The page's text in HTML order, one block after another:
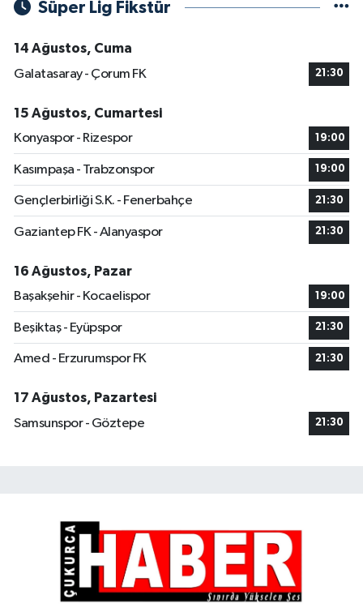
Süper Lig Fikstür
14 Ağustos, Cuma
Galatasaray - Çorum FK
21:30
15 Ağustos, Cumartesi
Konyaspor - Rizespor
19:00
Kasımpaşa - Trabzonspor 19:00
Gençlerbirliği S.K. - Fenerbahçe 21:30
Gaziantep FK - Alanyaspor 21:30
16 Ağustos, Pazar
Başakşehir - Kocaelispor
19:00
Beşiktaş - Eyüpspor 21:30
Amed - Erzurumspor FK 21:30
17 Ağustos, Pazartesi
Samsunspor - Göztepe
21:30